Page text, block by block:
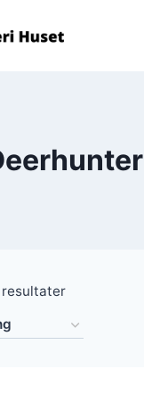
resultater